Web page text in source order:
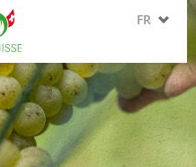
FR
IT